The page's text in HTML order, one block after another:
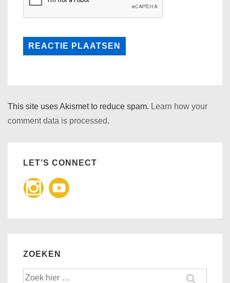
This site uses Akismet to reduce spam. Learn how your
comment data is processed.
LET’S CONNECT
ZOEKEN
Zoek